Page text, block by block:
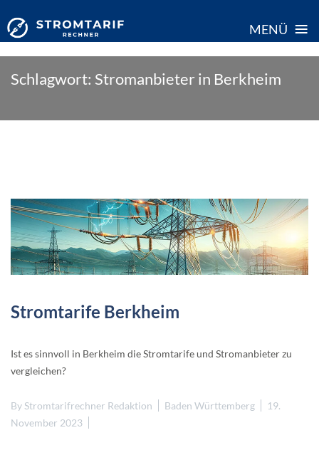
MENÜ ≡
Schlagwort: Stromanbieter in Berkheim
Stromtarife Berkheim
Ist es sinnvoll in Berkheim die Stromtarife und Stromanbieter zu
vergleichen?
By Stromtarifrechner Redaktion Baden Württemberg
19.
November 2023